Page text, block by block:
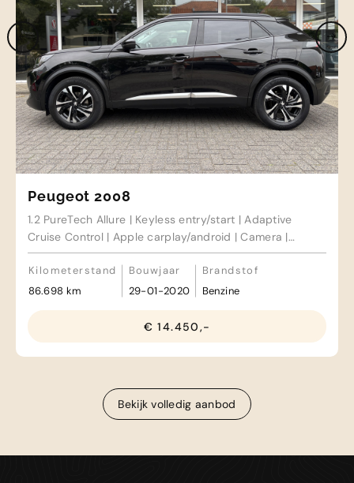
Peugeot 2008
1.2 PureTech Allure | Keyless entry/start | Adaptive
Cruise Control | Apple carplay/android | Camera |
Sensoren voor/achter
Kilometerstand
86.698 km
Bouwjaar
29-01-2020
Brandstof
Benzine
€ 14.450,-
Bekijk volledig aanbod